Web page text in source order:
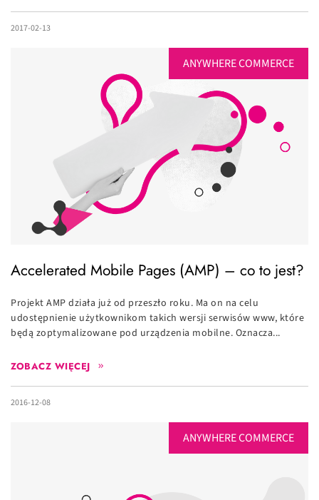
2017-02-13
ANYWHERE COMMERCE
Accelerated Mobile Pages (AMP) – co to jest?
Projekt AMP działa już od przeszło roku. Ma on na celu
udostępnienie użytkownikom takich wersji serwisów www, które
będą zoptymalizowane pod urządzenia mobilne. Oznacza...
ZOBACZ WIĘCEJ
2016-12-08
ANYWHERE COMMERCE